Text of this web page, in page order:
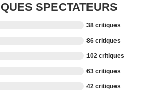
SPECTATEURS
38 critiques
86 critiques
102 critiques
63 critiques
42 critiques